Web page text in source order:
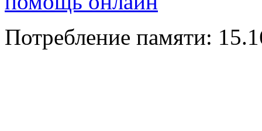
Потребление памяти: